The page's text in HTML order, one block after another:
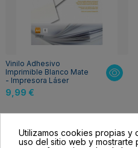
Vinilo Adhesivo
Imprimible Blanco Mate
- Impresora Láser
9,99 €
Utilizamos cookies propias y
uso del sitio web y mostrarte